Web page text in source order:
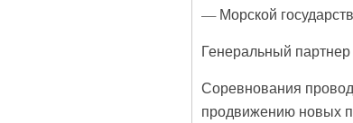
— Морской
Генеральный
Соревнования
продвижению новых